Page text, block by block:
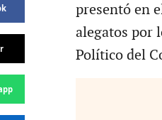
presentó en
alegatos por
Político del